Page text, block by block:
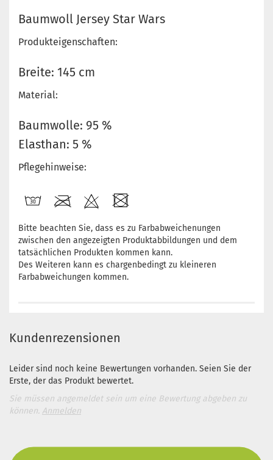
Baumwoll Jersey Star Wars
Produkteigenschaften:
Breite: 145 cm
Material:
Baumwolle: 95 %
Elasthan: 5 %
Pflegehinweise:
Bitte beachten Sie, dass es zu Farbabweichenungen
zwischen den angezeigten Produktabbildungen und dem
tatsächlichen Produkten kommen kann.
Des Weiteren kann es chargenbedingt zu kleineren
Farbabweichungen kommen.
Kundenrezensionen
Leider sind noch keine Bewertungen vorhanden. Seien Sie der
Erste, der das Produkt bewertet.
Sie müssen angemeldet sein um eine Bewertung abgeben zu
können. Anmelden